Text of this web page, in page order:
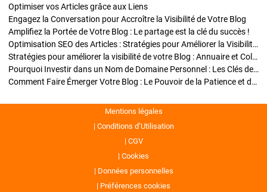
Optimiser vos Articles grâce aux Liens
Engagez la Conversation pour Accroître la Visibilité de Votre Blog
Amplifiez la Portée de Votre Blog : Le partage est la clé du succès !
Optimisation SEO des Articles : Stratégies pour Améliorer la Visibilité de Votre Blog
Stratégies pour améliorer la visibilité de votre Blog : Annuaire et Collaborations
Pourquoi Investir dans un Nom de Domaine Personnel : Les Clés de la Réussite de Votre Blog
Comment Faire Émerger Votre Blog : Le Pouvoir de la Patience et de la Persévérance
Mentions légales
Conditions d’Utilisation
CGV
Cookies
Données personnelles
Préférences cookies